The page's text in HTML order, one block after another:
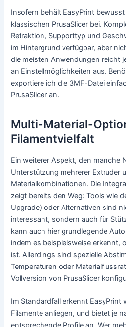
Insofern behält EasyPrint
klassischen PrusaSlicer bei.
Retraktion, Supporttyp und
im Hintergrund verfügbar, aber
die meisten Anwendungen reicht
an Einstellmöglichkeiten aus.
exportiere ich die 3MF-Datei
PrusaSlicer an.
Multi-Material-
Filamentvielfalt
Ein weiterer Aspekt, den manche
Unterstützung mehrerer Extruder
Materialkombinationen. Die
zeigt bereits den Weg: Tools wie
Upgrade) oder Alternativen sind
interessant, sondern auch für
kann auch hier grundlegende
indem es beispielsweise erkennt,
ist. Allerdings sind spezielle
Temperaturen oder
Vollversion von PrusaSlicer
Im Standardfall erkennt EasyPrint
Filamente anliegen, und bietet je